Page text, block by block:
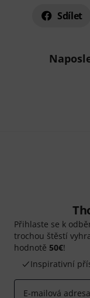
Sdílet
Přihlaste se k
trochou štěstí
hodnotě 50€!
Inspirativní
E-mailová adresa